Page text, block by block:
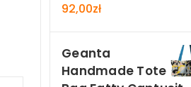
92,00zł
Geanta
Handmade Tote